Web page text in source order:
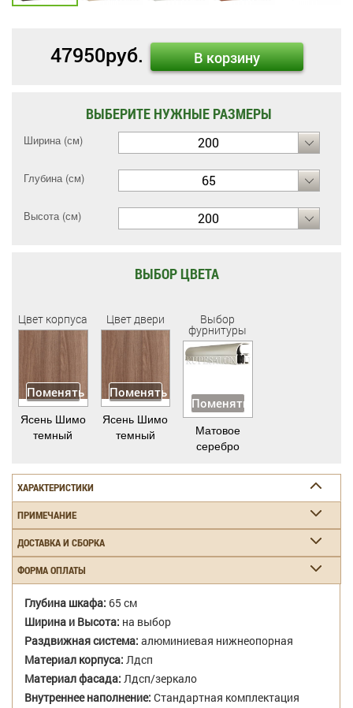
47950руб. В корзину
ВЫБЕРИТЕ НУЖНЫЕ РАЗМЕРЫ
Ширина (см) 200
Глубина (см) 65
Высота (см) 200
ВЫБОР ЦВЕТА
Цвет корпуса
Поменять
Ясень Шимо
темный
Цвет двери
Поменять
Ясень Шимо
темный
Выбор
фурнитуры
Поменять
Матовое
серебро
ХАРАКТЕРИСТИКИ
ПРИМЕЧАНИЕ
ДОСТАВКА И СБОРКА
ФОРМА ОПЛАТЫ
Глубина шкафа: 65 см
Ширина и Высота: на выбор
Раздвижная система: алюминиевая нижнеопорная
Материал корпуса: Лдсп
Материал фасада: Лдсп/зеркало
Внутреннее наполнение: Стандартная комплектация